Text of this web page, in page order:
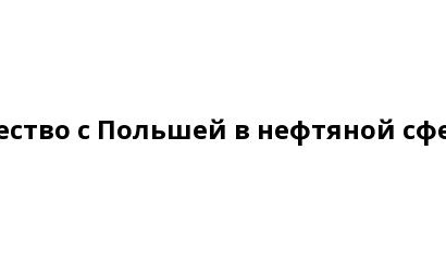
с Польшей в нефтяной